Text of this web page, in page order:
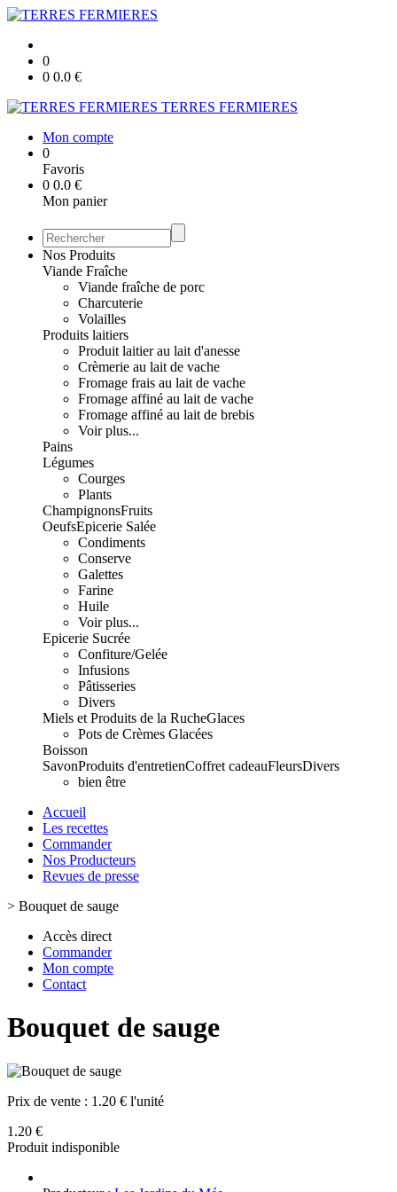
0
0 0.0 €
TERRES FERMIERES
Mon compte
0
Favoris
0 0.0 €
Mon panier
Nos Produits
Viande Fraîche
Viande fraîche de porc
Charcuterie
Volailles
Produits laitiers
Produit laitier au lait d'anesse
Crèmerie au lait de vache
Fromage frais au lait de vache
Fromage affiné au lait de vache
Fromage affiné au lait de brebis
Voir plus...
Pains
Légumes
Courges
Plants
ChampignonsFruits
OeufsEpicerie Salée
Condiments
Conserve
Galettes
Farine
Huile
Voir plus...
Epicerie Sucrée
Confiture/Gelée
Infusions
Pâtisseries
Divers
Miels et Produits de la RucheGlaces
Pots de Crèmes Glacées
Boisson
SavonProduits d'entretienCoffret cadeauFleursDivers
bien être
Accueil
Les recettes
Commander
Nos Producteurs
Revues de presse
> Bouquet de sauge
Accès direct
Commander
Mon compte
Contact
Bouquet de sauge
Prix de vente : 1.20 € l'unité
1.20 €
Produit indisponible